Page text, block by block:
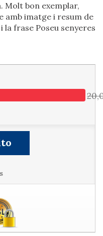
Molt bon exemplar,
amb imatge i resum de
la frase Poseu senyeres